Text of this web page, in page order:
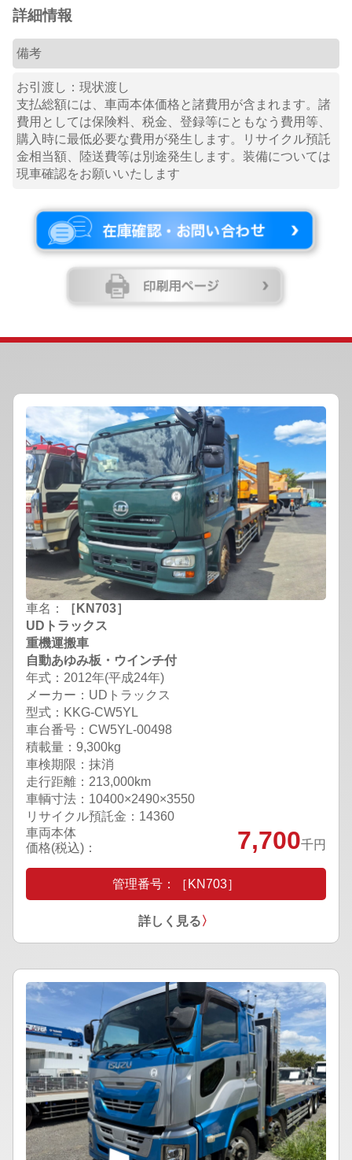
詳細情報
備考
お引渡し：現状渡し
支払総額には、車両本体価格と諸費用が含まれます。諸
費用としては保険料、税金、登録等にともなう費用等、
購入時に最低必要な費用が発生します。リサイクル預託
金相当額、陸送費等は別途発生します。装備については
現車確認をお願いいたします
車名：
［KN703］
UDトラックス
重機運搬車
自動あゆみ板・ウインチ付
年式：2012年(平成24年)
メーカー：UDトラックス
型式：KKG-CW5YL
車台番号：CW5YL-00498
積載量：9,300kg
車検期限：抹消
走行距離：213,000km
車輌寸法：10400×2490×3550
リサイクル預託金：14360
車両本体
価格(税込)：
7,700千円
管理番号：［KN703］
詳しく見る〉